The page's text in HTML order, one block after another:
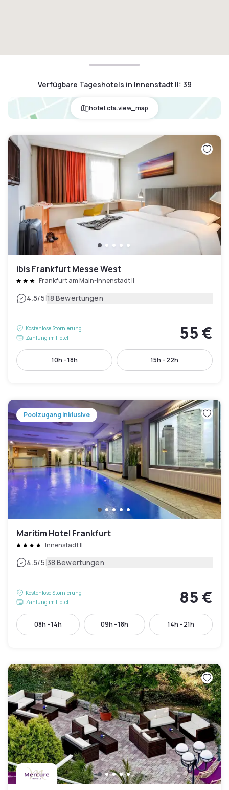
Verfügbare Tageshotels in Innenstadt II: 39
hotel.cta.view_map
ibis Frankfurt Messe West
Frankfurt am Main-Innenstadt II
4.5/5|18 Bewertungen
Kostenlose Stornierung
Zahlung im Hotel
55 €
10h - 18h 15h - 22h
Poolzugang inklusive
Maritim Hotel Frankfurt
Innenstadt II
4.5/5|38 Bewertungen
Kostenlose Stornierung
Zahlung im Hotel
85 €
08h - 14h 09h - 18h 14h - 21h